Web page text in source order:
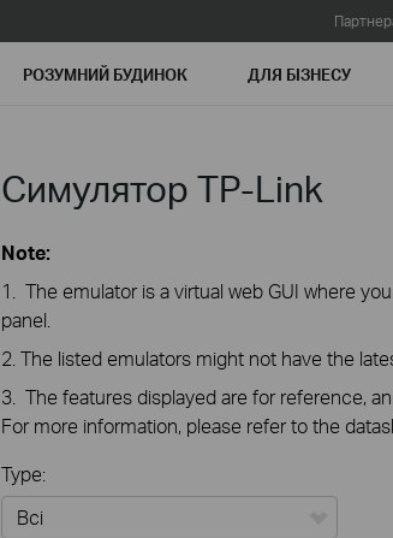
РОЗУМНИЙ БУДИНОК ДЛЯ БIЗНЕСУ
Симулятор TP-Link
Note:
1. The emulator is a virtual web GUI where
panel.
2. The listed emulators might not have the
3. The features displayed are for reference,
For more information, please refer to the
Type: